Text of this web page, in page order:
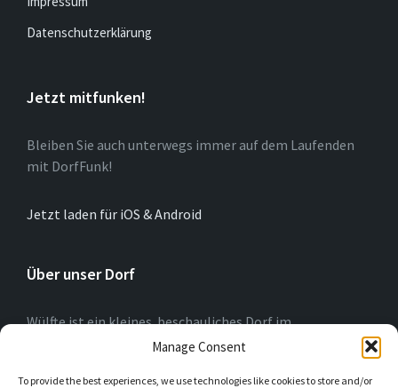
Manage Consent
To provide the best experiences, we use technologies like cookies to store and/or
Datenschutzerklärung
Jetzt mitfunken!
Bleiben Sie auch unterwegs immer auf dem Laufenden
mit DorfFunk!
Jetzt laden für iOS & Android
Über unser Dorf
Wülfte ist ein kleines beschauliches Dorf im
Hochsauerlandkreis (NRW) am Rande der Briloner
Hochfläche. Wir blicken auf eine 775-jährige Geschichte